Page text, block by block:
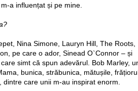
a influențat și pe mine.
Nina Simone, Lauryn Hill, The Roots,
pe care o ador, Sinead O`Connor – și
simt că spun adevărul. Bob Marley,
bunica, străbunica, mătușile,
dintre care unii m-au inspirat enorm.